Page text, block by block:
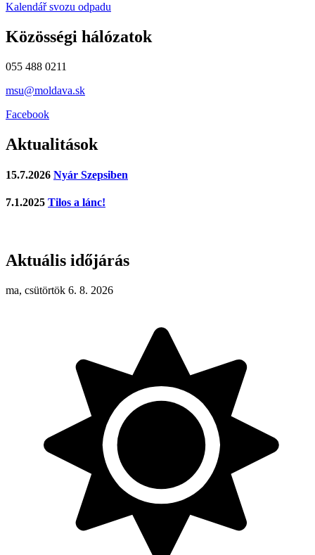
Kalendář svozu odpadu
Közösségi hálózatok
055 488 0211
msu@moldava.sk
Facebook
Aktualitások
15.7.2026 Nyár Szepsiben
7.1.2025 Tilos a lánc!
Aktuális időjárás
ma, csütörtök 6. 8. 2026